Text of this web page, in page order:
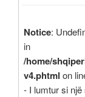
Notice:
in
/home/
v4.phtml on
- I lumtur si një